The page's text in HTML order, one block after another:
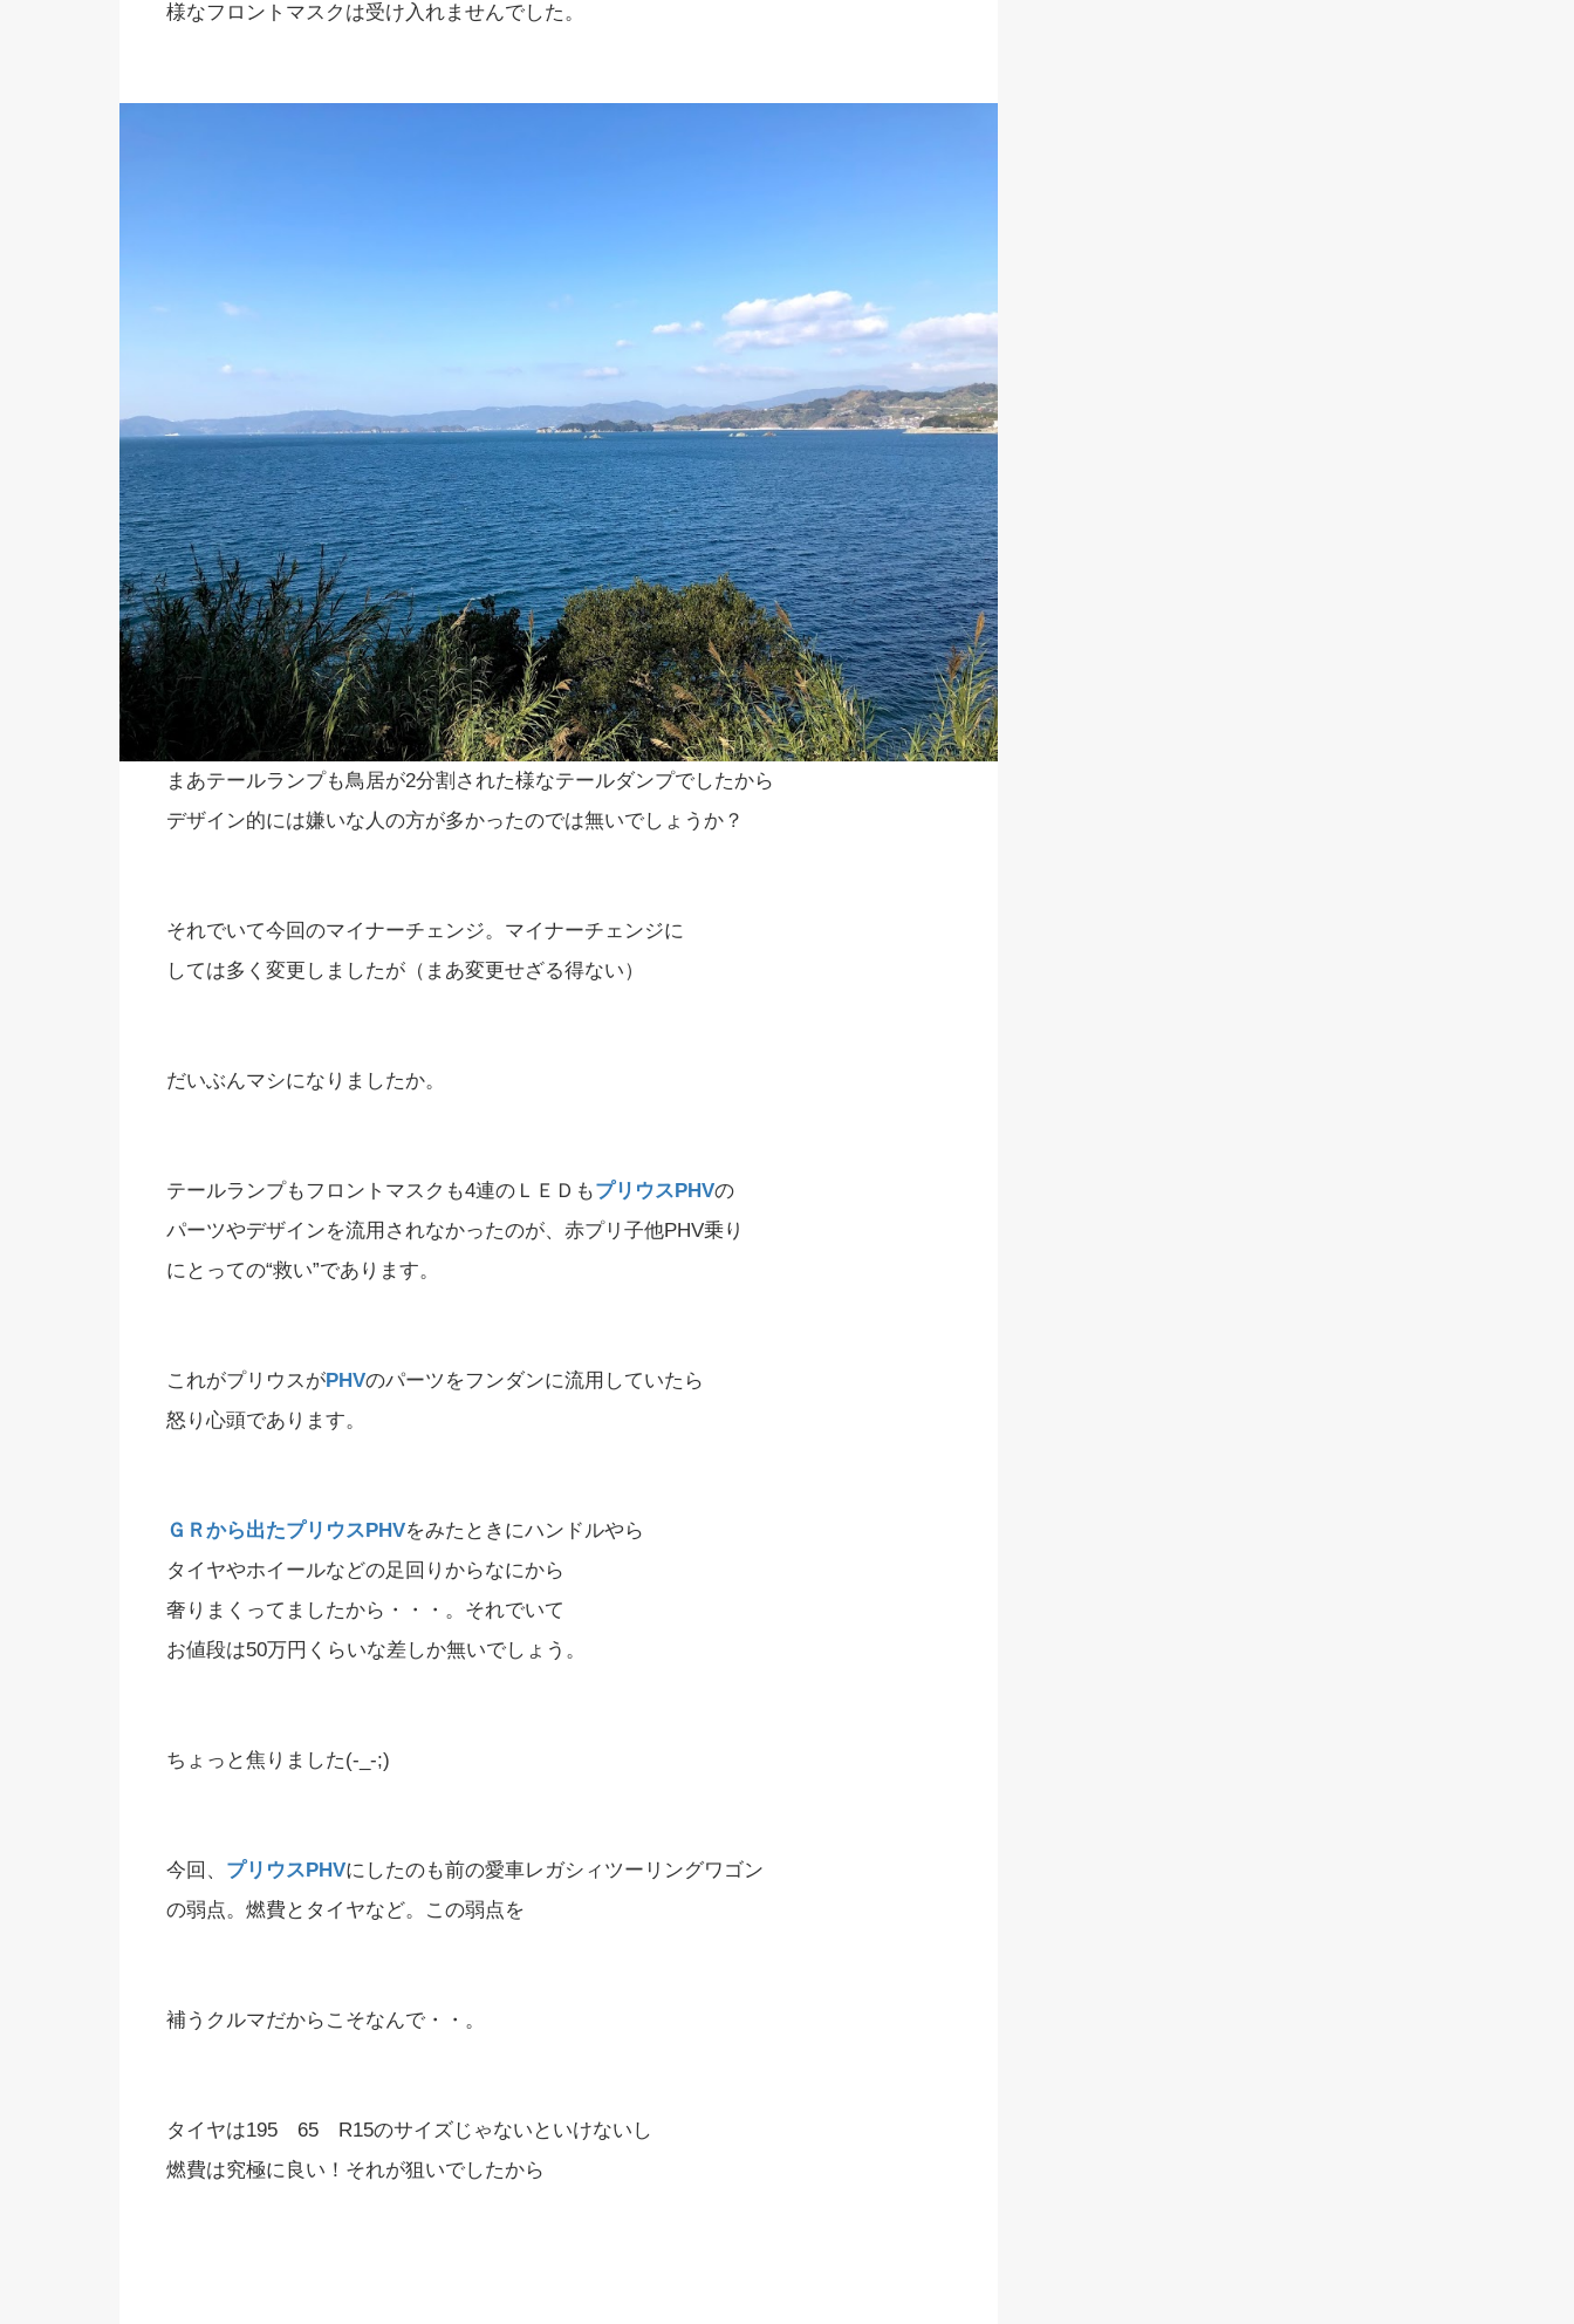
様なフロントマスクは受け入れませんでした。
まあテールランプも鳥居が2分割された様なテールダンプでしたから
デザイン的には嫌いな人の方が多かったのでは無いでしょうか？
それでいて今回のマイナーチェンジ。マイナーチェンジに
しては多く変更しましたが（まあ変更せざる得ない）
だいぶんマシになりましたか。
テールランプもフロントマスクも4連のＬＥＤもプリウスPHVの
パーツやデザインを流用されなかったのが、赤プリ子他PHV乗り
にとっての“救い”であります。
これがプリウスがPHVのパーツをフンダンに流用していたら
怒り心頭であります。
ＧＲから出たプリウスPHVをみたときにハンドルやら
タイヤやホイールなどの足回りからなにから
奢りまくってましたから・・・。それでいて
お値段は50万円くらいな差しか無いでしょう。
ちょっと焦りました(-_-;)
今回、 プリウスPHVにしたのも前の愛車レガシィツーリングワゴン
の弱点。燃費とタイヤなど。この弱点を
補うクルマだからこそなんで・・。
タイヤは195 65 R15のサイズじゃないといけないし
燃費は究極に良い！それが狙いでしたから